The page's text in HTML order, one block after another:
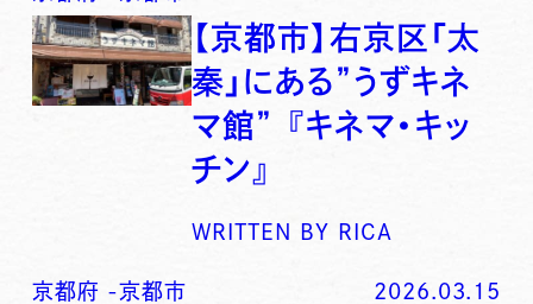
【京都市】右京区「太
秦」にある”うずキネ
マ館” 『キネマ・キッ
チン』
WRITTEN BY RICA
京都府 -京都市 2026.03.15